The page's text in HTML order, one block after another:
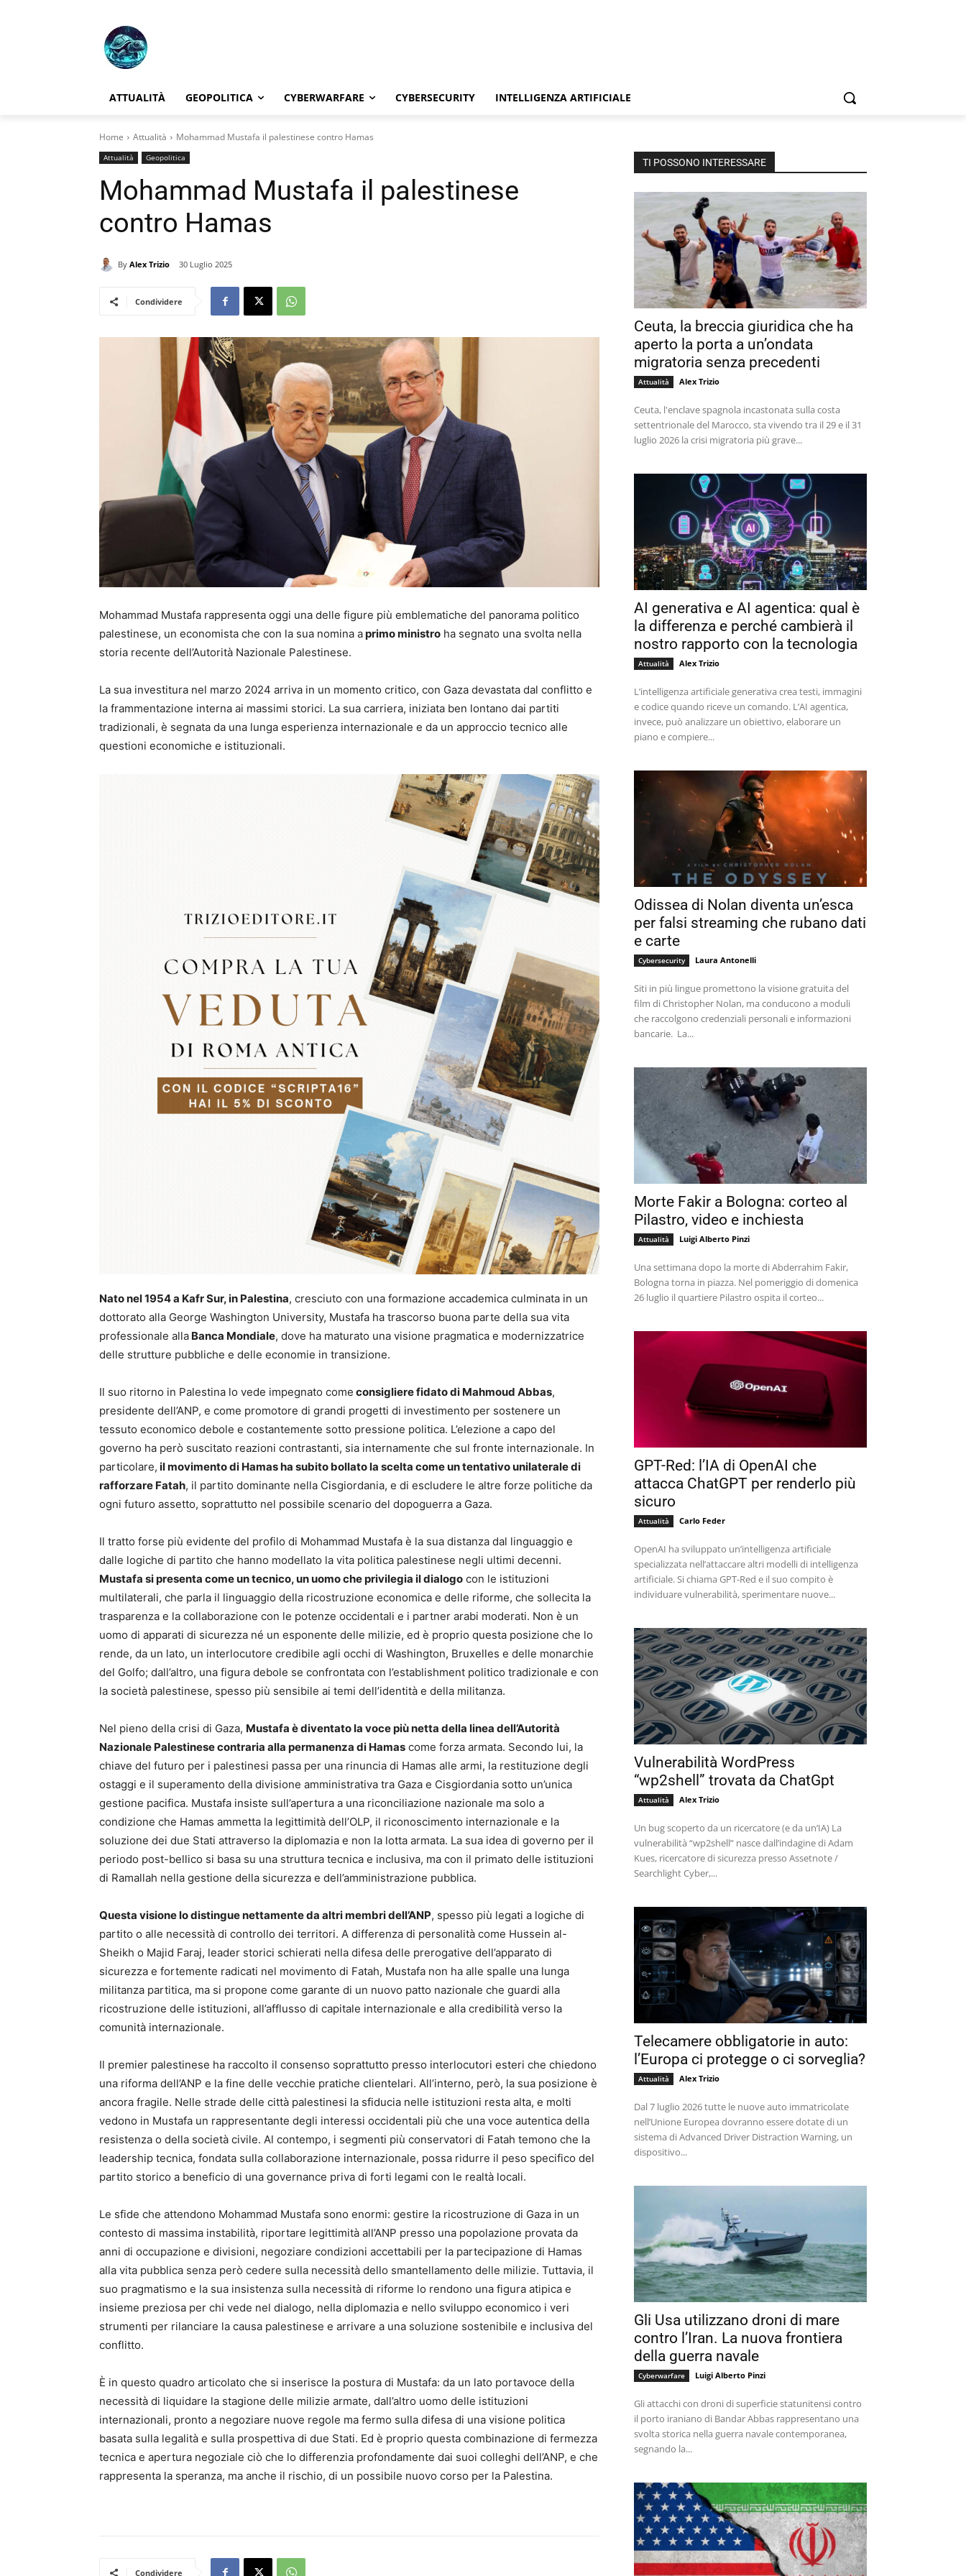
ATTUALITÀ GEOPOLITICA CYBERWARFARE CYBERSECURITY INTELLIGENZA ARTIFICIALE
Home Attualità Mohammad Mustafa il palestinese contro Hamas
Attualità Geopolitica
Mohammad Mustafa il palestinese
contro Hamas
By Alex Trizio 30 Luglio 2025
Condividere
Mohammad Mustafa rappresenta oggi una delle figure più emblematiche del panorama politico
palestinese, un economista che con la sua nomina aprimo ministro ha segnato una svolta nella
storia recente dell’Autorità Nazionale Palestinese.
La sua investitura nel marzo 2024 arriva in un momento critico, con Gaza devastata dal conflitto e
la frammentazione interna ai massimi storici. La sua carriera, iniziata ben lontano dai partiti
tradizionali, è segnata da una lunga esperienza internazionale e da un approccio tecnico alle
questioni economiche e istituzionali.
Nato nel 1954 a Kafr Sur, in Palestina, cresciuto con una formazione accademica culminata in un
dottorato alla George Washington University, Mustafa ha trascorso buona parte della sua vita
professionale alla Banca Mondiale, dove ha maturato una visione pragmatica e modernizzatrice
delle strutture pubbliche e delle economie in transizione.
Il suo ritorno in Palestina lo vede impegnato come consigliere fidato di Mahmoud Abbas,
presidente dell’ANP, e come promotore di grandi progetti di investimento per sostenere un
tessuto economico debole e costantemente sotto pressione politica. L’elezione a capo del
governo ha però suscitato reazioni contrastanti, sia internamente che sul fronte internazionale. In
particolare, il movimento di Hamas ha subito bollato la scelta come un tentativo unilaterale di
rafforzare Fatah, il partito dominante nella Cisgiordania, e di escludere le altre forze politiche da
ogni futuro assetto, soprattutto nel possibile scenario del dopoguerra a Gaza.
Il tratto forse più evidente del profilo di Mohammad Mustafa è la sua distanza dal linguaggio e
dalle logiche di partito che hanno modellato la vita politica palestinese negli ultimi decenni.
Mustafa si presenta come un tecnico, un uomo che privilegia il dialogo con le istituzioni
multilaterali, che parla il linguaggio della ricostruzione economica e delle riforme, che sollecita la
trasparenza e la collaborazione con le potenze occidentali e i partner arabi moderati. Non è un
uomo di apparati di sicurezza né un esponente delle milizie, ed è proprio questa posizione che lo
rende, da un lato, un interlocutore credibile agli occhi di Washington, Bruxelles e delle monarchie
del Golfo; dall’altro, una figura debole se confrontata con l’establishment politico tradizionale e con
la società palestinese, spesso più sensibile ai temi dell’identità e della militanza.
Nel pieno della crisi di Gaza, Mustafa è diventato la voce più netta della linea dell’Autorità
Nazionale Palestinese contraria alla permanenza di Hamas come forza armata. Secondo lui, la
chiave del futuro per i palestinesi passa per una rinuncia di Hamas alle armi, la restituzione degli
ostaggi e il superamento della divisione amministrativa tra Gaza e Cisgiordania sotto un’unica
gestione pacifica. Mustafa insiste sull’apertura a una riconciliazione nazionale ma solo a
condizione che Hamas ammetta la legittimità dell’OLP, il riconoscimento internazionale e la
soluzione dei due Stati attraverso la diplomazia e non la lotta armata. La sua idea di governo per il
periodo post-bellico si basa su una struttura tecnica e inclusiva, ma con il primato delle istituzioni
di Ramallah nella gestione della sicurezza e dell’amministrazione pubblica.
Questa visione lo distingue nettamente da altri membri dell’ANP, spesso più legati a logiche di
partito o alle necessità di controllo dei territori. A differenza di personalità come Hussein al-
Sheikh o Majid Faraj, leader storici schierati nella difesa delle prerogative dell’apparato di
sicurezza e fortemente radicati nel movimento di Fatah, Mustafa non ha alle spalle una lunga
militanza partitica, ma si propone come garante di un nuovo patto nazionale che guardi alla
ricostruzione delle istituzioni, all’afflusso di capitale internazionale e alla credibilità verso la
comunità internazionale.
Il premier palestinese ha raccolto il consenso soprattutto presso interlocutori esteri che chiedono
una riforma dell’ANP e la fine delle vecchie pratiche clientelari. All’interno, però, la sua posizione è
ancora fragile. Nelle strade delle città palestinesi la sfiducia nelle istituzioni resta alta, e molti
vedono in Mustafa un rappresentante degli interessi occidentali più che una voce autentica della
resistenza o della società civile. Al contempo, i segmenti più conservatori di Fatah temono che la
leadership tecnica, fondata sulla collaborazione internazionale, possa ridurre il peso specifico del
partito storico a beneficio di una governance priva di forti legami con le realtà locali.
Le sfide che attendono Mohammad Mustafa sono enormi: gestire la ricostruzione di Gaza in un
contesto di massima instabilità, riportare legittimità all’ANP presso una popolazione provata da
anni di occupazione e divisioni, negoziare condizioni accettabili per la partecipazione di Hamas
alla vita pubblica senza però cedere sulla necessità dello smantellamento delle milizie. Tuttavia, il
suo pragmatismo e la sua insistenza sulla necessità di riforme lo rendono una figura atipica e
insieme preziosa per chi vede nel dialogo, nella diplomazia e nello sviluppo economico i veri
strumenti per rilanciare la causa palestinese e arrivare a una soluzione sostenibile e inclusiva del
conflitto.
È in questo quadro articolato che si inserisce la postura di Mustafa: da un lato portavoce della
necessità di liquidare la stagione delle milizie armate, dall’altro uomo delle istituzioni
internazionali, pronto a negoziare nuove regole ma fermo sulla difesa di una visione politica
basata sulla legalità e sulla prospettiva di due Stati. Ed è proprio questa combinazione di fermezza
tecnica e apertura negoziale ciò che lo differenzia profondamente dai suoi colleghi dell’ANP, e che
rappresenta la speranza, ma anche il rischio, di un possibile nuovo corso per la Palestina.
Condividere
TI POSSONO INTERESSARE
Ceuta, la breccia giuridica che ha
aperto la porta a un’ondata
migratoria senza precedenti
Attualità Alex Trizio
Ceuta, l'enclave spagnola incastonata sulla costa
settentrionale del Marocco, sta vivendo tra il 29 e il 31
luglio 2026 la crisi migratoria più grave...
AI generativa e AI agentica: qual è
la differenza e perché cambierà il
nostro rapporto con la tecnologia
Attualità Alex Trizio
L’intelligenza artificiale generativa crea testi, immagini
e codice quando riceve un comando. L’AI agentica,
invece, può analizzare un obiettivo, elaborare un
piano e compiere...
Odissea di Nolan diventa un’esca
per falsi streaming che rubano dati
e carte
Cybersecurity Laura Antonelli
Siti in più lingue promettono la visione gratuita del
film di Christopher Nolan, ma conducono a moduli
che raccolgono credenziali personali e informazioni
bancarie. La...
Morte Fakir a Bologna: corteo al
Pilastro, video e inchiesta
Attualità Luigi Alberto Pinzi
Una settimana dopo la morte di Abderrahim Fakir,
Bologna torna in piazza. Nel pomeriggio di domenica
26 luglio il quartiere Pilastro ospita il corteo...
GPT-Red: l’IA di OpenAI che
attacca ChatGPT per renderlo più
sicuro
Attualità Carlo Feder
OpenAI ha sviluppato un’intelligenza artificiale
specializzata nell’attaccare altri modelli di intelligenza
artificiale. Si chiama GPT-Red e il suo compito è
individuare vulnerabilità, sperimentare nuove...
Vulnerabilità WordPress
“wp2shell” trovata da ChatGpt
Attualità Alex Trizio
Un bug scoperto da un ricercatore (e da un’IA) La
vulnerabilità “wp2shell” nasce dall’indagine di Adam
Kues, ricercatore di sicurezza presso Assetnote /
Searchlight Cyber,...
Telecamere obbligatorie in auto:
l’Europa ci protegge o ci sorveglia?
Attualità Alex Trizio
Dal 7 luglio 2026 tutte le nuove auto immatricolate
nell’Unione Europea dovranno essere dotate di un
sistema di Advanced Driver Distraction Warning, un
dispositivo...
Gli Usa utilizzano droni di mare
contro l’Iran. La nuova frontiera
della guerra navale
Cyberwarfare Luigi Alberto Pinzi
Gli attacchi con droni di superficie statunitensi contro
il porto iraniano di Bandar Abbas rappresentano una
svolta storica nella guerra navale contemporanea,
segnando la...